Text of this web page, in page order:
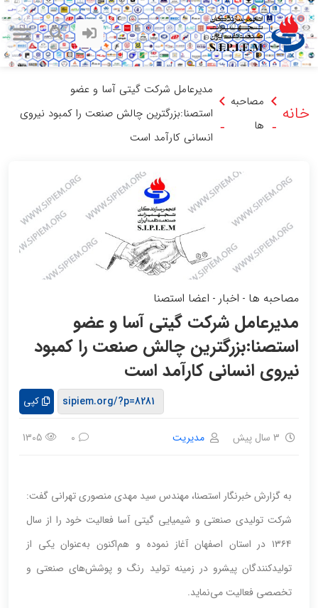
خانه -
مصاحبه
ها
-
مدیرعامل شرکت گیتی آسا و عضو
استصنا:بزرگترین چالش صنعت را کمبود نیروی
انسانی کارآمد است
مصاحبه ها - اخبار - اعضا استصنا
مدیرعامل شرکت گیتی آسا و عضو
استصنا:بزرگترین چالش صنعت را کمبود
نیروی انسانی کارآمد است
کپی
3 سال پیش مدیریت 0
1305
به گزارش خبرنگار استصنا، مهندس سید مهدی منصوری تهرانی گفت:
شرکت تولیدی صنعتی و شیمیایی گیتی آسا فعالیت خود را از سال
۱۳۶۴ در استان اصفهان آغاز نموده و هم‌اکنون به‌عنوان یکی از
تولیدکنندگان پیشرو در زمینه تولید رنگ و پوشش‌های صنعتی و
تخصصی فعالیت می‌نماید.